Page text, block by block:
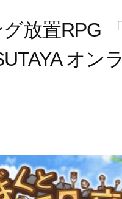
放置RPG
オン